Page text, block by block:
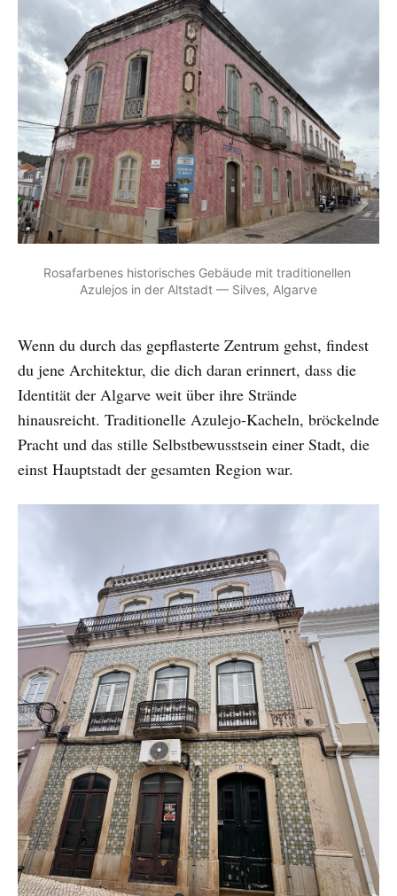
Rosafarbenes historisches Gebäude mit traditionellen
Azulejos in der Altstadt — Silves, Algarve
Wenn du durch das gepflasterte Zentrum gehst, findest
du jene Architektur, die dich daran erinnert, dass die
Identität der Algarve weit über ihre Strände
hinausreicht. Traditionelle Azulejo-Kacheln, bröckelnde
Pracht und das stille Selbstbewusstsein einer Stadt, die
einst Hauptstadt der gesamten Region war.